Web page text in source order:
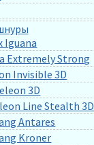
Iguana
Extremely Strong
Invisible 3D
3D
Line Stealth 3D
Antares
Kroner